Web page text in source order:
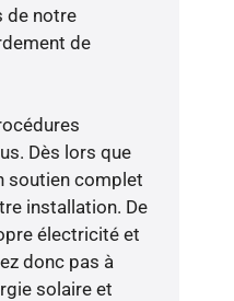
de notre
de
Dès lors que
soutien complet
installation. De
électricité et
donc pas à
solaire et